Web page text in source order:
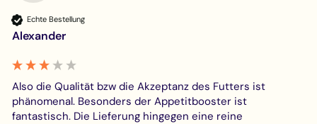
Echte Bestellung
Alexander
Also die Qualität bzw die Akzeptanz des Futters ist
phänomenal. Besonders der Appetitbooster ist
fantastisch. Die Lieferung hingegen eine reine